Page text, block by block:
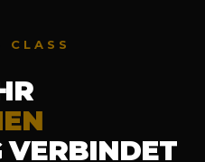
CLASS
VERBINDET